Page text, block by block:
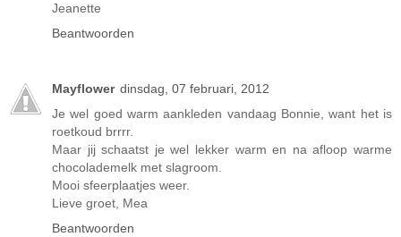
Jeanette
Beantwoorden
Mayflower dinsdag, 07 februari, 2012
Je wel goed warm aankleden vandaag Bonnie, want het is
roetkoud brrrr.
Maar jij schaatst je wel lekker warm en na afloop warme
chocolademelk met slagroom.
Mooi sfeerplaatjes weer.
Lieve groet, Mea
Beantwoorden